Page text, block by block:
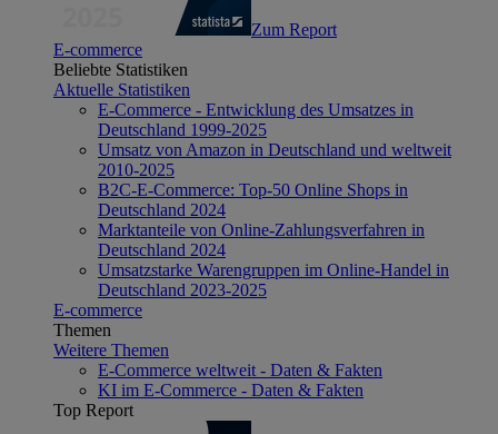
Zum Report
E-commerce
Beliebte Statistiken
Aktuelle Statistiken
E-Commerce - Entwicklung des Umsatzes in
Deutschland 1999-2025
Umsatz von Amazon in Deutschland und weltweit
2010-2025
B2C-E-Commerce: Top-50 Online Shops in
Deutschland 2024
Marktanteile von Online-Zahlungsverfahren in
Deutschland 2024
Umsatzstarke Warengruppen im Online-Handel in
Deutschland 2023-2025
E-commerce
Themen
Weitere Themen
E-Commerce weltweit - Daten & Fakten
KI im E-Commerce - Daten & Fakten
Top Report